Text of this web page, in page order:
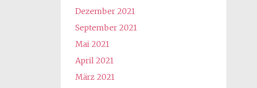
Dezember 2021
September 2021
Mai 2021
April 2021
März 2021